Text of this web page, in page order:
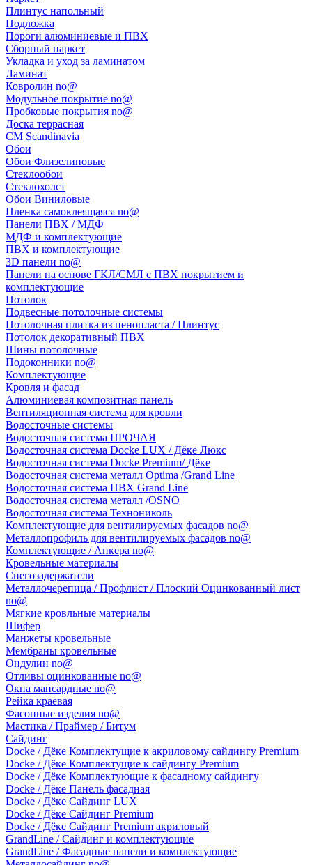
Плинтус напольный
Подложка
Пороги алюминиевые и ПВХ
Сборный паркет
Укладка и уход за ламинатом
Ламинат
Ковролин no@
Модульное покрытие no@
Пробковые покрытия no@
Доска террасная
CM Scandinavia
Обои
Обои Флизелиновые
Стеклообои
Стеклохолст
Обои Виниловые
Пленка самоклеящаяся no@
Панели ПВХ / МДФ
МДФ и комплектующие
ПВХ и комплектующие
3D панели no@
Панели на основе ГКЛ/СМЛ с ПВХ покрытием и
комплектующие
Потолок
Подвесные потолочные системы
Потолочная плитка из пенопласта / Плинтус
Потолок декоративный ПВХ
Шины потолочные
Подоконники no@
Комплектующие
Кровля и фасад
Алюминиевая композитная панель
Вентиляционная система для кровли
Водосточные системы
Водосточная система ПРОЧАЯ
Водосточная система Docke LUX / Дёке Люкс
Водосточная система Docke Premium/ Дёке
Водосточная система металл Optima /Grand Line
Водосточная система ПВХ Grand Line
Водосточная система металл /OSNO
Водосточная система Технониколь
Комплектующие для вентилируемых фасадов no@
Металлопрофиль для вентилируемых фасадов no@
Комплектующие / Анкера no@
Кровельные материалы
Снегозадержатели
Металлочерепица / Профлист / Плоский Оцинкованный лист
no@
Мягкие кровльные материалы
Шифер
Манжеты кровельные
Мембраны кровельные
Ондулин no@
Отливы оцинкованные no@
Окна мансардные no@
Рейка краевая
Фасонные изделия no@
Мастика / Праймер / Битум
Сайдинг
Docke / Дёке Комплектущие к акриловому сайдингу Premium
Docke / Дёке Комплектущие к сайдингу Premium
Docke / Дёке Комплектующие к фасадному сайдингу
Docke / Дёке Панель фасадная
Docke / Дёке Сайдинг LUX
Docke / Дёке Сайдинг Premium
Docke / Дёке Сайдинг Premium акриловый
GrandLine / Сайдинг и комплектующие
GrandLine / Фасадные панели и комплектующие